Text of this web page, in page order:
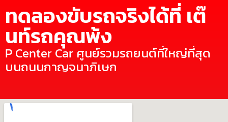
ทดลองขับรถจริงได้ที่ เต๊
นท์รถคุณพ้ง
P Center Car ศูนย์รวมรถยนต์ที่ใหญ่ที่สุด
บนถนนกาญจนาภิเษก